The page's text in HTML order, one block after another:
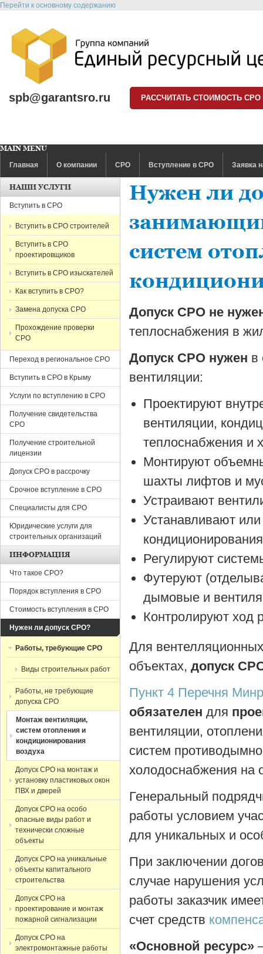
Перейти к основному содержанию
spb@garantsro.ru РАССЧИТАТЬ СТОИМОСТЬ СРО
MAIN MENU
Главная
О компании СРО Вступление в СРО Заявка
Нужен ли
систем
Допуск СРО не
теплоснабжения в
Допуск СРО нужен в
вентиляции:
Проектируют
вентиляции,
теплоснабжения и
Монтируют
шахты лифтов и
Устраивают
Устанавливают
Регулируют
Футеруют
дымовые и
Контролируют ход
Для
объектах,допуск
Пункт 4 Перечня
обязателен для
вентиляции,
систем
холодоснабжения на
Генеральный
работы условием
для уникальных и
При заключении
случае нарушения
работы заказчик
счет средств
«Основной ресурс»
НАШИ УСЛУГИ
Вступить в СРО
Вступить в СРО строителей
Вступить в СРО
проектировщиков
Вступить в СРО изыскателей
Как вступить в СРО?
Замена допуска СРО
Прохождение проверки
СРО
Переход в региональное СРО
Вступить в СРО в Крыму
Услуги по вступлению в СРО
Получение свидетельства
СРО
Получение строительной
лицензии
Допуск СРО в рассрочку
Срочное вступление в СРО
Специалисты для СРО
Юридические услуги для
строительных организаций
ИНФОРМАЦИЯ
Что такое СРО?
Порядок вступления в СРО
Стоимость вступления в СРО
Нужен ли допуск СРО?
Работы, требующие СРО
Виды строительных работ
Работы, не требующие
допуска СРО
Монтаж вентиляции,
систем отопления и
кондиционирования
воздуха
Допуск СРО на монтаж и
установку пластиковых окон
ПВХ и дверей
Допуск СРО на особо
опасные виды работ и
технически сложные
объекты
Допуск СРО на уникальные
объекты капитального
строительства
Допуск СРО на
проектирование и монтаж
пожарной сигнализации
Допуск СРО на
электромонтажные работы